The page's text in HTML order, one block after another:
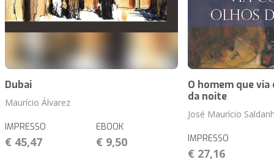
Dubai
Maurício Álvarez
IMPRESSO
€ 45,47
EBOOK
€ 9,50
O homem que
da noite
José Maurício
IMPRESSO
€ 27,16